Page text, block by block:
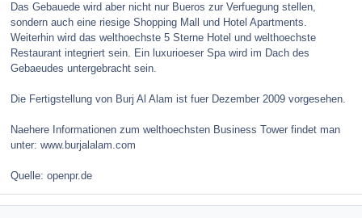
Das Gebauede wird aber nicht nur Bueros zur Verfuegung stellen,
sondern auch eine riesige Shopping Mall und Hotel Apartments.
Weiterhin wird das welthoechste 5 Sterne Hotel und welthoechste
Restaurant integriert sein. Ein luxurioeser Spa wird im Dach des
Gebaeudes untergebracht sein.
Die Fertigstellung von Burj Al Alam ist fuer Dezember 2009 vorgesehen.
Naehere Informationen zum welthoechsten Business Tower findet man
unter: www.burjalalam.com
Quelle: openpr.de